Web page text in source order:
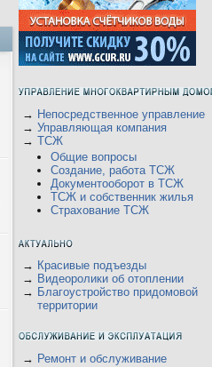
→ Непосредственное управление
→ Управляющая компания
→ ТСЖ
Общие вопросы
Создание, работа ТСЖ
Документооборот в ТСЖ
ТСЖ и собственник жилья
Страхование ТСЖ
→ Красивые подъезды
→ Видеоролики об отоплении
→ Благоустройство придомовой
территории
→ Ремонт и обслуживание